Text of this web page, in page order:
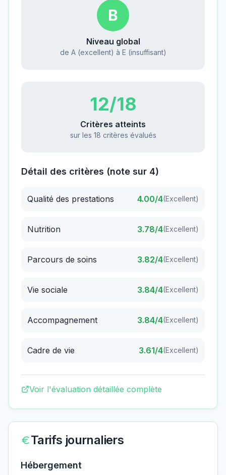
B
Niveau global
de A (excellent) à E (insuffisant)
12/18
Critères atteints
sur les 18 critères évalués
Détail des critères (note sur 4)
Qualité des prestations 4.00/4(Excellent)
Nutrition 3.78/4(Excellent)
Parcours de soins 3.82/4(Excellent)
Vie sociale 3.84/4(Excellent)
Accompagnement 3.84/4(Excellent)
Cadre de vie 3.61/4(Excellent)
Voir l'évaluation détaillée complète
Tarifs journaliers
Hébergement